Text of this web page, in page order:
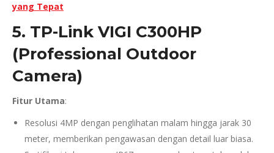
yang Tepat
5. TP-Link VIGI C300HP
(Professional Outdoor
Camera)
Fitur Utama:
Resolusi 4MP dengan penglihatan malam hingga jarak 30
meter, memberikan pengawasan dengan detail luar biasa.